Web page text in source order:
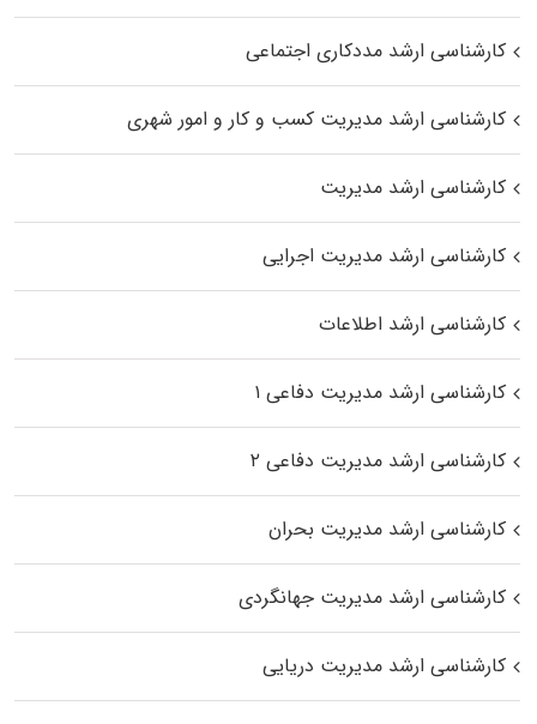
کارشناسی ارشد مددکاری اجتماعی
کارشناسی ارشد مدیریت کسب و کار و امور شهری
کارشناسی ارشد مدیریت
کارشناسی ارشد مدیریت اجرایی
کارشناسی ارشد اطلاعات
کارشناسی ارشد مدیریت دفاعی ۱
کارشناسی ارشد مدیریت دفاعی ۲
کارشناسی ارشد مدیریت بحران
کارشناسی ارشد مدیریت جهانگردی
کارشناسی ارشد مدیریت دریایی